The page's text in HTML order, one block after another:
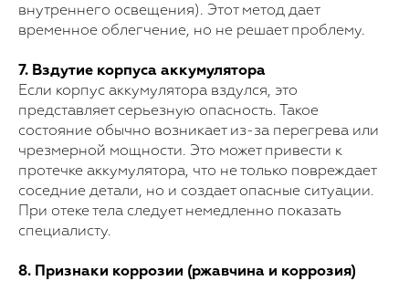
внутреннего освещения). Этот метод дает
временное облегчение, но не решает проблему.
7. Вздутие корпуса аккумулятора
Если корпус аккумулятора вздулся, это
представляет серьезную опасность. Такое
состояние обычно возникает из-за перегрева или
чрезмерной мощности. Это может привести к
протечке аккумулятора, что не только повреждает
соседние детали, но и создает опасные ситуации.
При отеке тела следует немедленно показать
специалисту.
8. Признаки коррозии (ржавчина и коррозия)